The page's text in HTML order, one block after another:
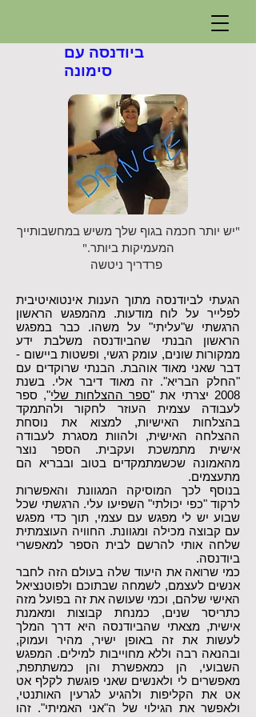
ביודנסה עם
סימונה
"יש יותר חכמה בגוף שלך משיש במחשבותייך
המעמיקות ביותר."
פרדריך ניטשה
הגעתי לביודנסה מתוך הענות אינטואיטיבית
לפלייר על לוח מודעות. מהמפגש הראשון
הרגשתי ש"עליתי" על משהו. כבר במפגש
הראשון הבנתי שהביודנסה משלבת ידע
ממקורות שונים, עומק רגשי, ופשטות ביישום -
דבר שאני מאוד אוהבת. הבנתי שרוקדים עם
"החלק הבריא". זה מאוד דיבר אלי. בשנת
2008 יצרתי את "
ספר ההצלחות שלי", ספר
לעבודה עצמית העוזר לחקור ולהתמקד
בהצלחות האישיות, למצוא את נוסחת
ההצלחה האישית, ולהוות מסגרת לעבודה
אישית מתמשכת ועקבית. הספר נוצר
מהאמונה שכשמתמקדים בטוב ובבריא הם
מתעצמים.
בנוסף לכך המוסיקה המגוונת והאפשרות
לרקוד "כפי יכולתי" השפיעו עלי. הרגשתי שכל
שבוע יש לי מפגש עם עצמי, תוך כדי מפגש
עם קבוצה מכילה ומגוונת. החוויה העוצמתית
שלחה אותי להרשם לבית הספר למאפשרי
ביודנסה.
כמי שרואה את היעוד שלה בעולם הזה לחבר
אנשים לעצמם, לשמחה שבתוכם ולפוטנציאל
האישי שלהם, וכמי שעושה את זה בפועל מזה
כתריסר שנים, כמנחת קבוצות ומאמנת
אישית, מצאתי שהביודנסה היא דרך המלך
לעשות את זה באופן ישיר, מהיר ועמוק,
ובהנאה רבה וללא מחוייבות למילים. המפגש
השבועי, הן כמאפשרת והן כמשתתפת,
מאפשרים לי ולאנשים שאני פוגשת לקלף אט
אט את הקליפות ולהגיע לגרעין האותנטי,
ולאפשר את הגילוי של ה"אני האמיתי". זהו